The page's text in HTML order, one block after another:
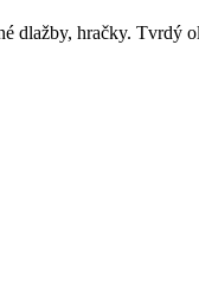
dlažby, hračky. Tvrdý